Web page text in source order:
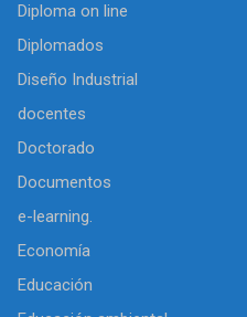
Diploma on line
Diplomados
Diseño Industrial
docentes
Doctorado
Documentos
e-learning.
Economía
Educación